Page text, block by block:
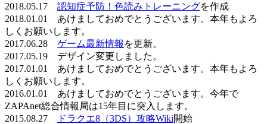
2018.05.17 認知症予防！色読みトレーニングを作成
2018.01.01 あけましておめでとうございます。本年もよろ
しくお願いします。
2017.06.28 ゲーム最新情報 を更新。
2017.05.19 デザイン変更しました。
2017.01.01 あけましておめでとうございます。本年もよろ
しくお願いします。
2016.01.01 あけましておめでとうございます。今年で
ZAPAnet総合情報局は15年目に突入します。
2015.08.27
ドラクエ8（3DS）攻略Wiki開始